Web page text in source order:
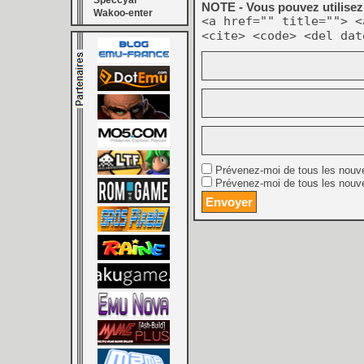
Wakoo-enter
NOTE - Vous pouvez
<a href="" title="">
<cite> <code> <del
Prévenez-moi de tous les
Prévenez-moi de tous les